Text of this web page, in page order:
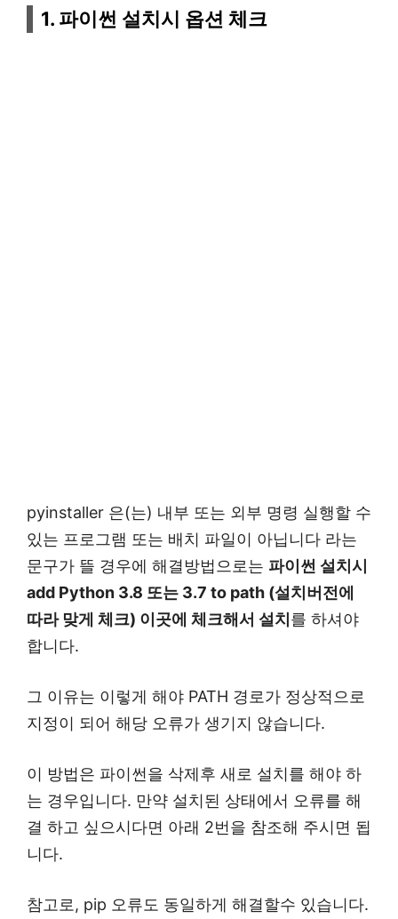
1. 파이썬 설치시 옵션 체크
pyinstaller 은(는) 내부 또는 외부 명령 실행할 수
있는 프로그램 또는 배치 파일이 아닙니다 라는
문구가 뜰 경우에 해결방법으로는 파이썬 설치시
add Python 3.8 또는 3.7 to path (설치버전에
따라 맞게 체크) 이곳에 체크해서 설치를 하셔야
합니다.
그 이유는 이렇게 해야 PATH 경로가 정상적으로
지정이 되어 해당 오류가 생기지 않습니다.
이 방법은 파이썬을 삭제후 새로 설치를 해야 하
는 경우입니다. 만약 설치된 상태에서 오류를 해
결 하고 싶으시다면 아래 2번을 참조해 주시면 됩
니다.
참고로, pip 오류도 동일하게 해결할수 있습니다.